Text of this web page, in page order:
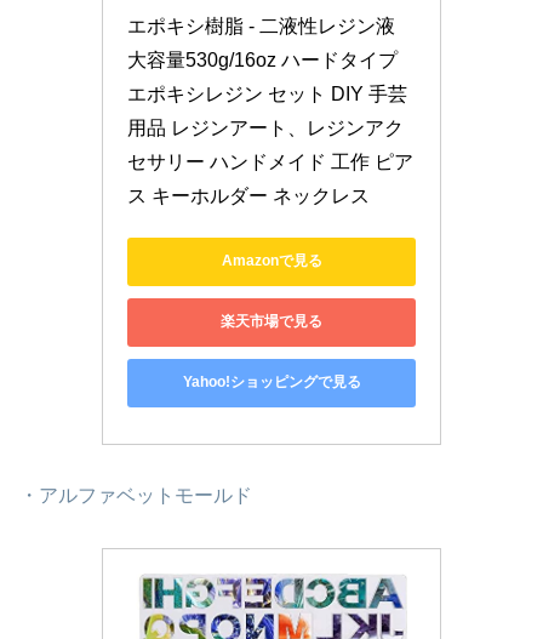
エポキシ樹脂 - 二液性レジン液
大容量530g/16oz ハードタイプ
エポキシレジン セット DIY 手芸
用品 レジンアート、レジンアク
セサリー ハンドメイド 工作 ピア
ス キーホルダー ネックレス
Amazonで見る
楽天市場で見る
Yahoo!ショッピングで見る
・アルファベットモールド